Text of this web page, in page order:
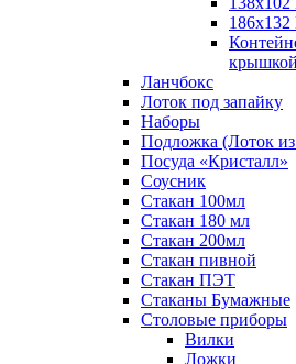
крышкой
Ланчбокс
Лоток под запайку
Наборы
Подложка (Лоток
Посуда «Кристалл»
Соусник
Стакан 100мл
Стакан 180 мл
Стакан 200мл
Стакан пивной
Стакан ПЭТ
Стаканы Бумажные
Столовые приборы
Вилки
Ложки